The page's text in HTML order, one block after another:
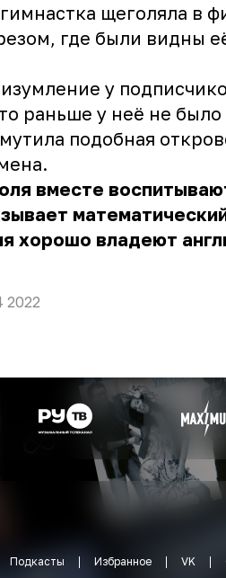
щеголяла в
где были видны
у
раньше у неё не было
подобная
вместе
хорошо владеют
2022
Подкасты Избранное VK